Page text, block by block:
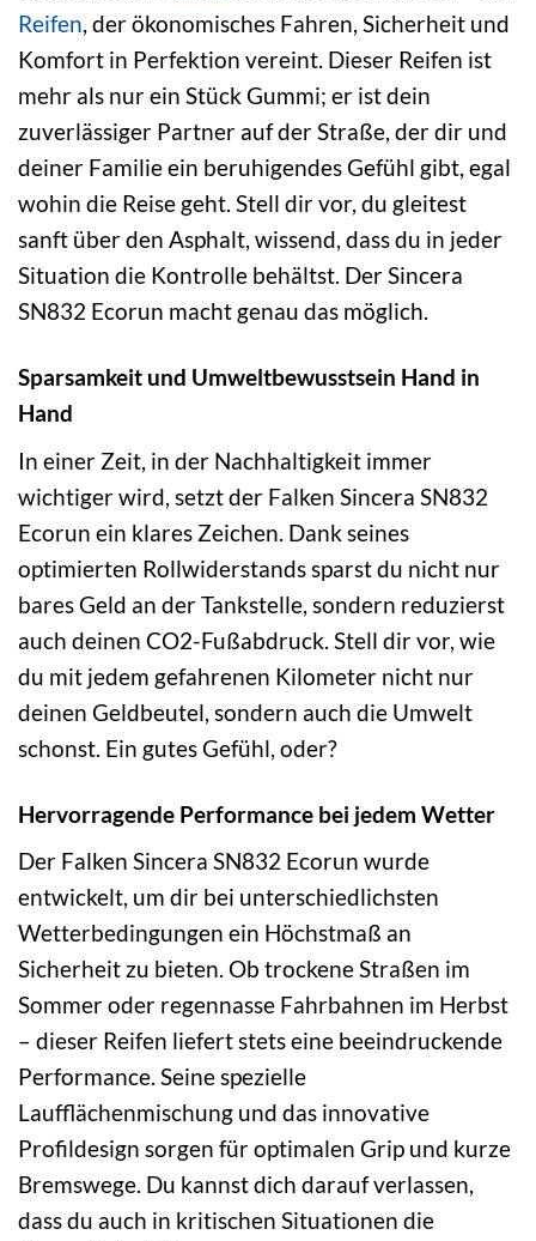
Reifen, der ökonomisches Fahren, Sicherheit und
Komfort in Perfektion vereint. Dieser Reifen ist
mehr als nur ein Stück Gummi; er ist dein
zuverlässiger Partner auf der Straße, der dir und
deiner Familie ein beruhigendes Gefühl gibt, egal
wohin die Reise geht. Stell dir vor, du gleitest
sanft über den Asphalt, wissend, dass du in jeder
Situation die Kontrolle behältst. Der Sincera
SN832 Ecorun macht genau das möglich.
Sparsamkeit und Umweltbewusstsein Hand in
Hand
In einer Zeit, in der Nachhaltigkeit immer
wichtiger wird, setzt der Falken Sincera SN832
Ecorun ein klares Zeichen. Dank seines
optimierten Rollwiderstands sparst du nicht nur
bares Geld an der Tankstelle, sondern reduzierst
auch deinen CO2-Fußabdruck. Stell dir vor, wie
du mit jedem gefahrenen Kilometer nicht nur
deinen Geldbeutel, sondern auch die Umwelt
schonst. Ein gutes Gefühl, oder?
Hervorragende Performance bei jedem Wetter
Der Falken Sincera SN832 Ecorun wurde
entwickelt, um dir bei unterschiedlichsten
Wetterbedingungen ein Höchstmaß an
Sicherheit zu bieten. Ob trockene Straßen im
Sommer oder regennasse Fahrbahnen im Herbst
– dieser Reifen liefert stets eine beeindruckende
Performance. Seine spezielle
Laufflächenmischung und das innovative
Profildesign sorgen für optimalen Grip und kurze
Bremswege. Du kannst dich darauf verlassen,
dass du auch in kritischen Situationen die